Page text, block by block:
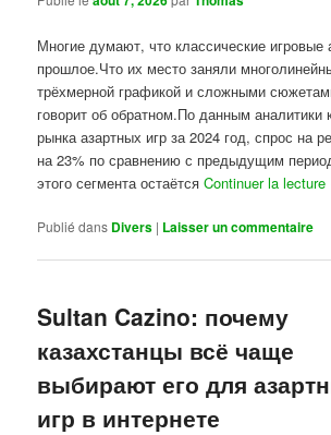
Многие думают, что классические
прошлое.Что их место заняли
трёхмерной графикой и сложными
говорит об обратном.По данным аналитики
рынка азартных игр за 2024 год, спрос на
на 23% по сравнению с предыдущим
этого сегмента остаётсяContinuer la lecture
Publié dans Divers | Laisser un commentaire
Sultan Cazino: почему
казахстанцы всё чаще
выбирают его для
игр в интернете